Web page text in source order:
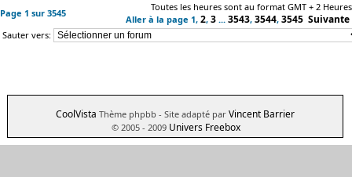
Page 1 sur 3545
Toutes les heures sont au format GMT + 2 Heures
Aller à la page 1, 2, 3 ... 3543, 3544, 3545 Suivante
Sauter vers:
CoolVista Thème phpbb - Site adapté par Vincent Barrier
© 2005 - 2009 Univers Freebox